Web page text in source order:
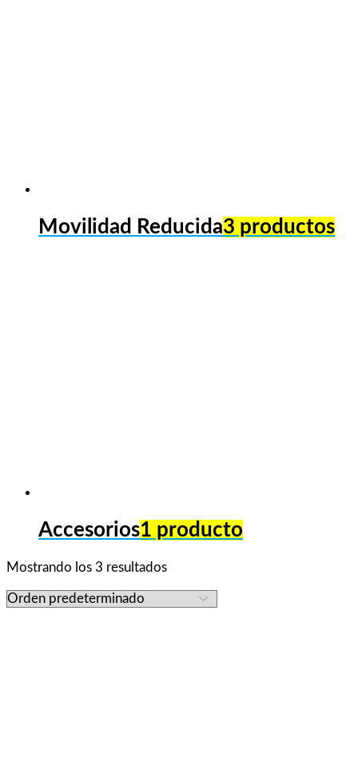
Movilidad Reducida3 productos
Accesorios1 producto
Mostrando los 3 resultados